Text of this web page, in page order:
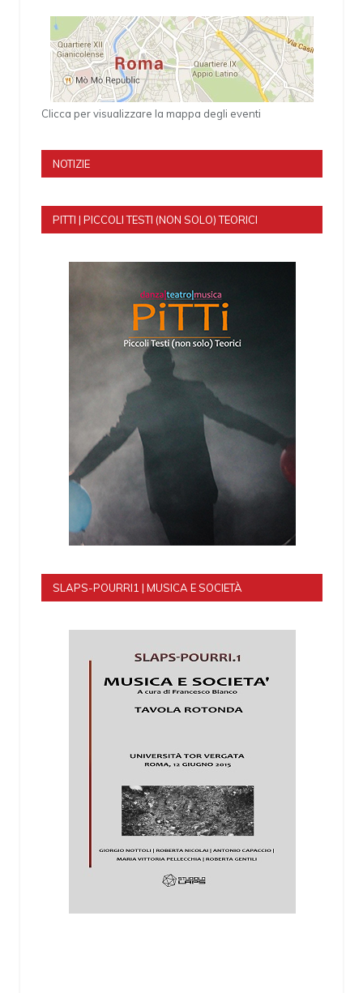
Clicca per visualizzare la mappa degli eventi
NOTIZIE
PITTI | PICCOLI TESTI (NON SOLO) TEORICI
SLAPS-POURRI1 | MUSICA E SOCIETÀ